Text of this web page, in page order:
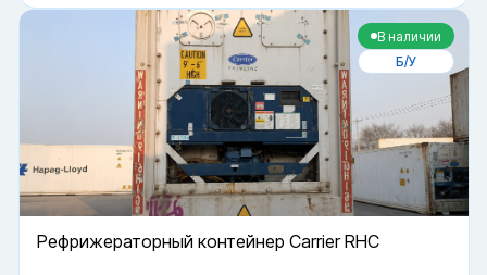
В наличии
Б/У
Рефрижераторный контейнер Carrier RHC